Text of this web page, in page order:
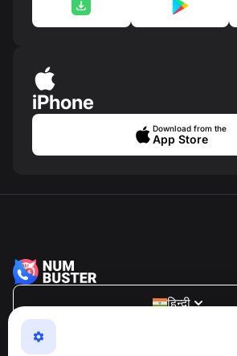
iPhone
Download from the
App Store
हिन्दी
NumBuster © 2013—2026 ·
एक उपयोग में आसान ऐप जो आपको फोन घोटालों,